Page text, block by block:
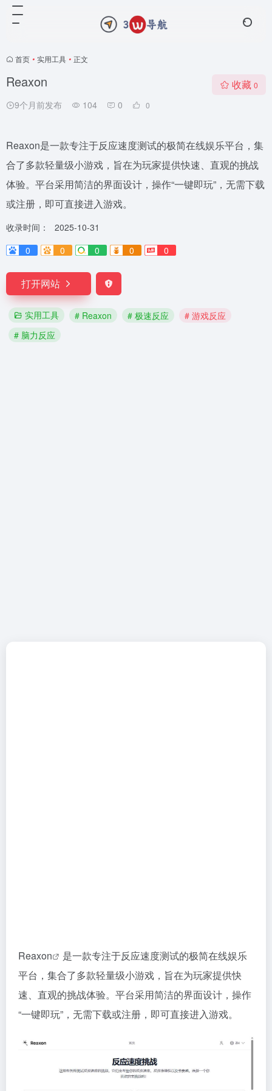
首页 • 实用工具 • 正文
Reaxon
9个月前发布 104 0 0
收藏 0
Reaxon是一款专注于反应速度测试的极简在线娱乐平台，集
合了多款轻量级小游戏，旨在为玩家提供快速、直观的挑战
体验。平台采用简洁的界面设计，操作“一键即玩”，无需下载
或注册，即可直接进入游戏。
收录时间：
2025-10-31
0
0 0 0 0
打开网站
实用工具 # Reaxon # 极速反应
# 游戏反应
# 脑力反应
Reaxon
是一款专注于反应速度测试的极简在线娱乐
平台，集合了多款轻量级小游戏，旨在为玩家提供快
速、直观的挑战体验。平台采用简洁的界面设计，操作
“一键即玩”，无需下载或注册，即可直接进入游戏。